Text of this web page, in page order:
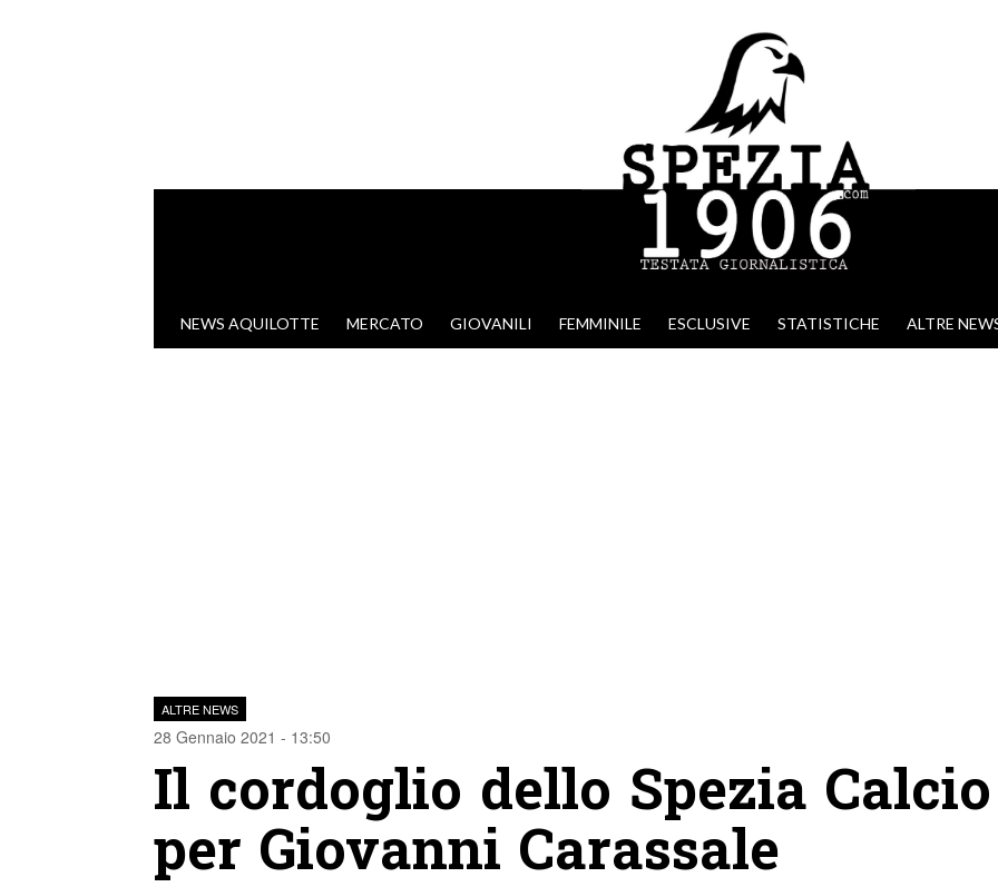
VAI AL CONTENUTO
NEWS AQUILOTTE MERCATO GIOVANILI FEMMINILE ESCLUSIVE STATISTICHE ALTRE
ALTRE NEWS
28 Gennaio 2021 - 13:50
Il cordoglio dello Spezia Calcio
per Giovanni Carassale